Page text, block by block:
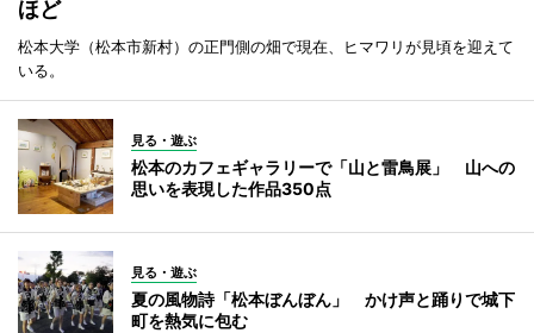
ほど
松本大学（松本市新村）の正門側の畑で現在、ヒマワリが見頃を迎えて
いる。
見る・遊ぶ
松本のカフェギャラリーで「山と雷鳥展」 山への
思いを表現した作品350点
見る・遊ぶ
夏の風物詩「松本ぼんぼん」 かけ声と踊りで城下
町を熱気に包む